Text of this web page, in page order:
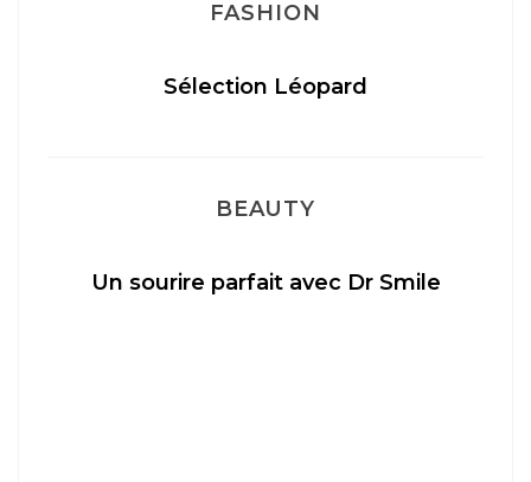
FASHION
Sélection Léopard
BEAUTY
Un sourire parfait avec Dr Smile